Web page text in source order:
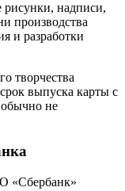
рисунки, надписи,
производства
и разработки
творчества
выпуска карты с
не
«Сбербанк»